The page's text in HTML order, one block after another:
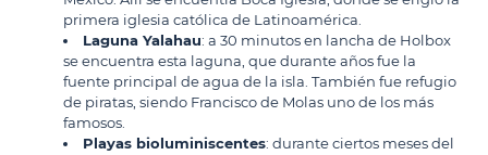
primera iglesia católica de Latinoamérica.
Laguna Yalahau: a 30 minutos en lancha de Holbox
se encuentra esta laguna, que durante años fue la
fuente principal de agua de la isla. También fue refugio
de piratas, siendo Francisco de Molas uno de los más
famosos.
Playas bioluminiscentes: durante ciertos meses del